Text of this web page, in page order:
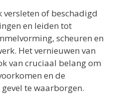
versleten of beschadigd
en leiden tot
scheuren en
Het vernieuwen van
van cruciaal belang om
en de
te waarborgen.